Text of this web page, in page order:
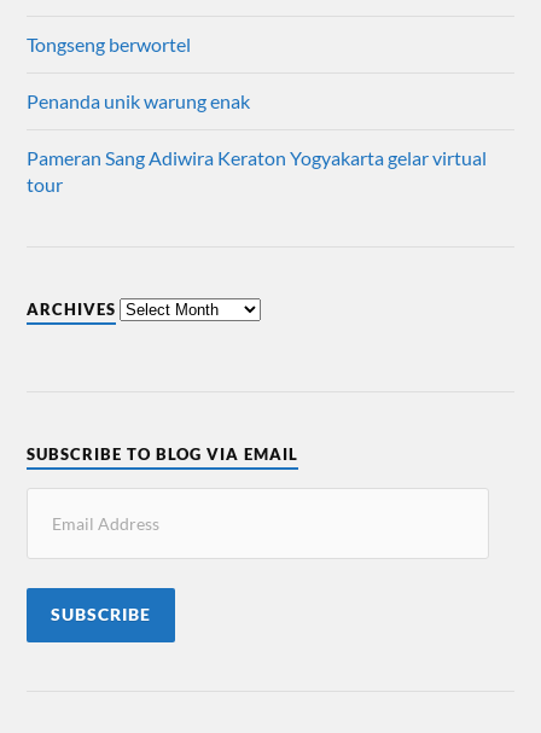
Tongseng berwortel
Penanda unik warung enak
Pameran Sang Adiwira Keraton Yogyakarta gelar virtual
tour
ARCHIVES
SUBSCRIBE TO BLOG VIA EMAIL
SUBSCRIBE